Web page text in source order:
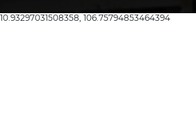
10.93297031508358, 106.75794853464394